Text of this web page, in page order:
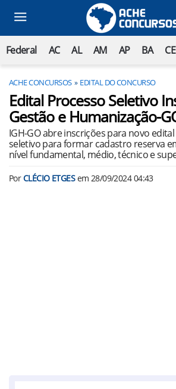
Federal AC AL AM AP BA CE
ACHE CONCURSOS EDITAL DO CONCURSO
Edital Processo Seletivo
Gestão e Humanização-
IGH-GO abre inscrições para novo
seletivo para formar cadastro reserva
nível fundamental, médio, técnico e
PorCLÉCIO ETGESem 28/09/2024 04:43